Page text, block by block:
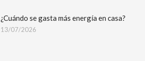
¿Cuándo se gasta más energía en casa?
13/07/2026